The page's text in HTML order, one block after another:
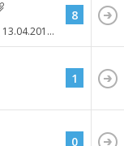
13.04.2014
8
1
0